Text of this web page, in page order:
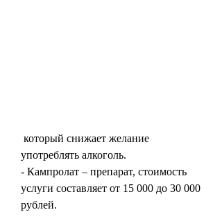
употреблять алкоголь.
- Кампролат – препарат, стоимость
услуги составляет от 15 000 до 30 000
рублей.